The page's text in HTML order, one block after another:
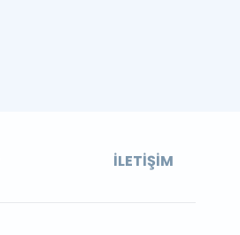
İLETIŞIM